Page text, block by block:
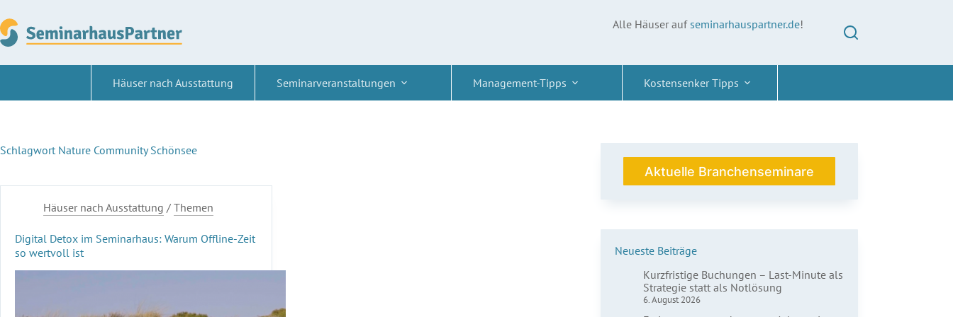
Inhalt
springen
Alle Häuser aufseminarhauspartner.de!
Häuser nach Ausstattung Seminarveranstaltungen Management-Tipps Kostensenker Tipps
SchlagwortNature Community Schönsee
Häuser nach Ausstattung / Themen
Digital Detox im Seminarhaus: Warum Offline-Zeit
so wertvoll ist
Aktuelle Branchenseminare
Neueste Beiträge
Kurzfristige Buchungen – Last-Minute als
Strategie statt als Notlösung
6. August 2026